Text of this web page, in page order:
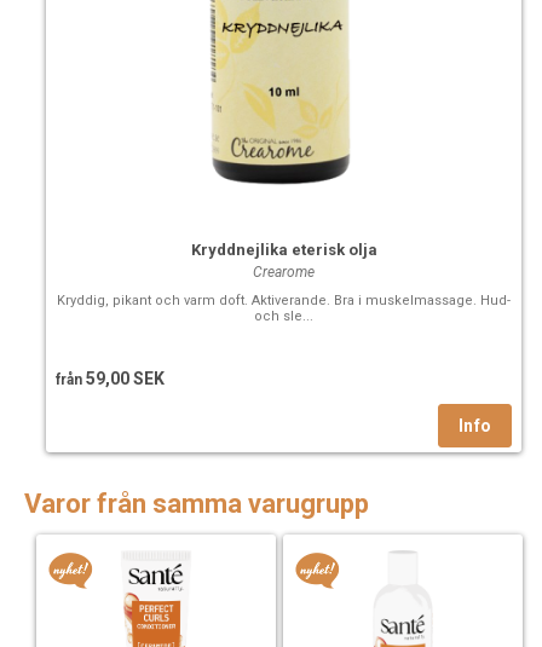
Kryddnejlika eterisk olja
Crearome
Kryddig, pikant och varm doft. Aktiverande. Bra i muskelmassage. Hud-
och sle...
från 59,00 SEK
Varor från samma varugrupp